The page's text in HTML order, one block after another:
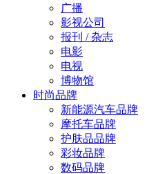
广播
影视公司
报刊 / 杂志
电影
电视
博物馆
时尚品牌
新能源汽车品牌
摩托车品牌
护肤品品牌
彩妆品牌
数码品牌